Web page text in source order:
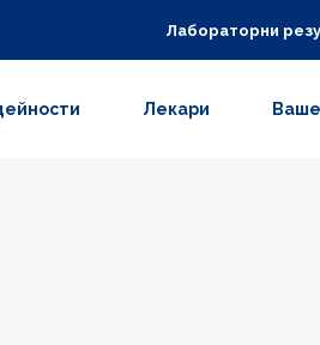
Лабораторни
Лекари